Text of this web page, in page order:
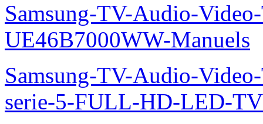
Samsung-TV-Audio-
UE46B7000WW-Manuels
Samsung-TV-Audio-
serie-5-FULL-HD-LED-